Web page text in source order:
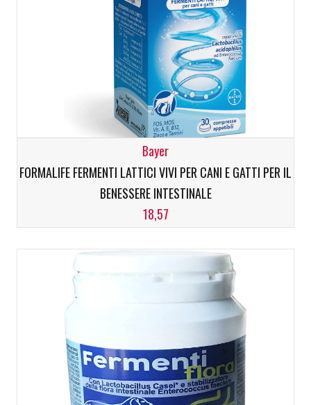
Bayer
FORMALIFE FERMENTI LATTICI VIVI PER CANI E GATTI PER IL
BENESSERE INTESTINALE
18,57